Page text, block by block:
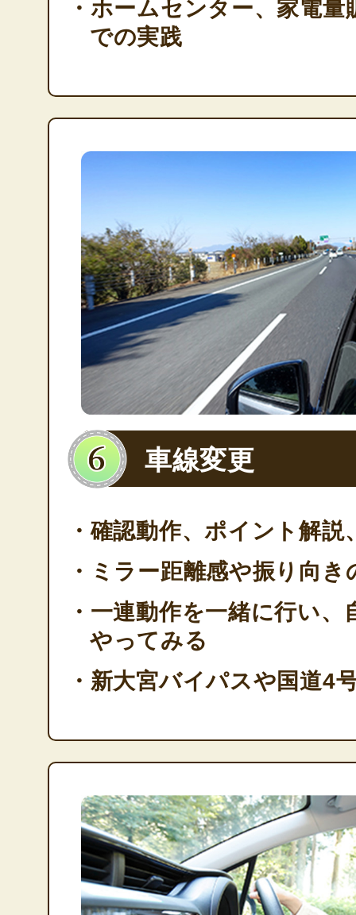
・ホームセンター、家電
での実践
車線変更
・確認動作、ポイント解
・ミラー距離感や振り向
・一連動作を一緒に行い、
やってみる
・新大宮バイパスや国道4